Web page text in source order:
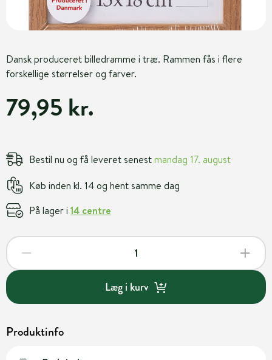
Dansk produceret billedramme i træ. Rammen fås i flere
forskellige størrelser og farver.
79,95 kr.
Bestil nu og få leveret senestmandag 17. august
Køb inden kl. 14 og hent samme dag
På lager i 14 centre
Læg i kurv
Produktinfo